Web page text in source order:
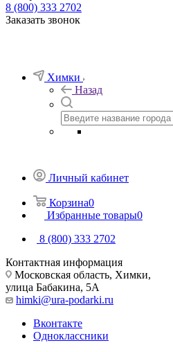
8 (800) 333 2702
Заказать звонок
Химки
Назад
Личный кабинет
Корзина0
Избранные товары0
8 (800) 333 2702
Контактная информация
Московская область, Химки,
улица Бабакина, 5А
himki@ura-podarki.ru
Вконтакте
Одноклассники